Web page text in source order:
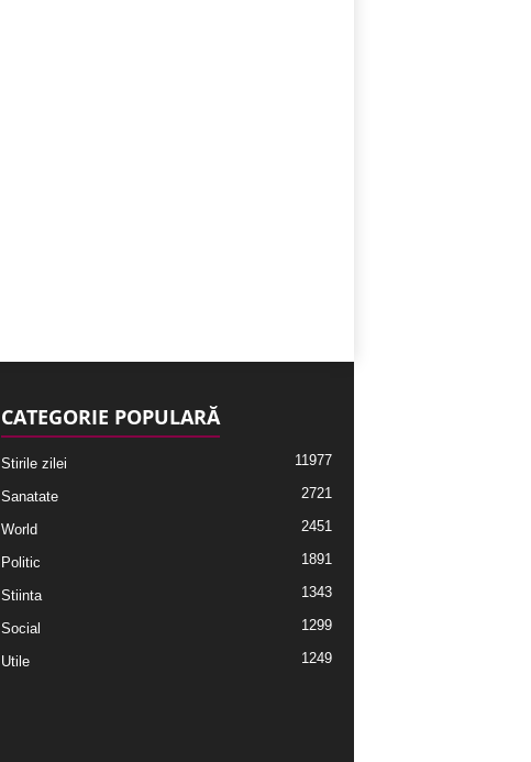
CATEGORIE POPULARĂ
Stirile zilei 11977
Sanatate 2721
World 2451
Politic 1891
Stiinta 1343
Social 1299
Utile 1249